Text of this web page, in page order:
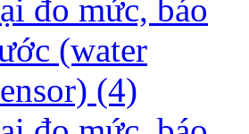
đo mức, báo
(water
(4)